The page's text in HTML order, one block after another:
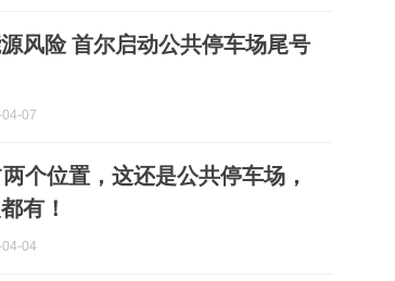
风险 首尔启动公共停车场尾号
07
个位置，这还是公共停车场，
有！
04